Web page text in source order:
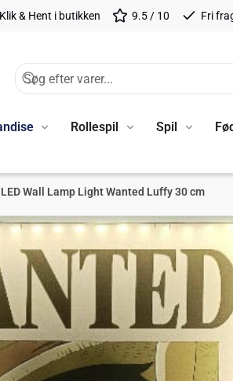
Klik & Hent i butikken 9.5 / 10 Fri
Rollespil Spil
Wall Lamp Light Wanted Luffy 30 cm